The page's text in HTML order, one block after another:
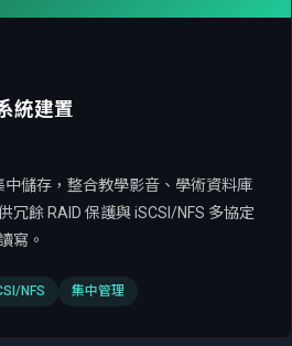
統建置
中儲存，整合教學影音、學術資料庫
冗餘 RAID 保護與 iSCSI/NFS 多協定
寫。
NFS 集中管理